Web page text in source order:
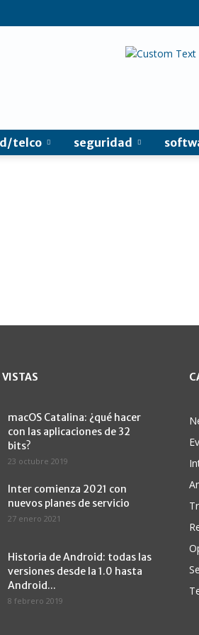
telco seguridad
macOS Catalina: ¿qué hacer
con las aplicaciones de 32
bits?
23 octubre 2019
Inter comienza 2021 con
nuevos planes de servicio
27 enero 2021
Historia de Android: todas las
versiones desde la 1.0 hasta
Android...
8 febrero 2019